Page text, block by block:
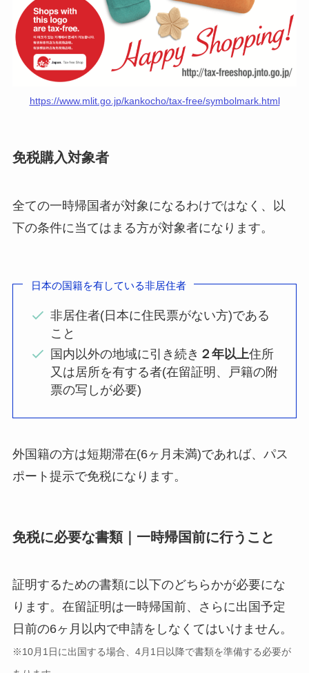
https://www.mlit.go.jp/kankocho/tax-free/symbolmark.html
免税購入対象者
全ての一時帰国者が対象になるわけではなく、以
下の条件に当てはまる方が対象者になります。
日本の国籍を有している非居住者
非居住者(日本に住民票がない方)である
こと
国内以外の地域に引き続き ２年以上住所
又は居所を有する者(在留証明、戸籍の附
票の写しが必要)
外国籍の方は短期滞在(6ヶ月未満)であれば、パス
ポート提示で免税になります。
免税に必要な書類｜一時帰国前に行うこと
証明するための書類に以下のどちらかが必要にな
ります。在留証明は一時帰国前、さらに出国予定
日前の6ヶ月以内で申請をしなくてはいけません。
※10月1日に出国する場合、4月1日以降で書類を準備する必要が